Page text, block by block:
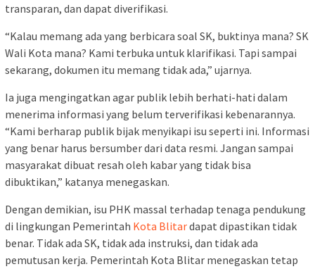
transparan, dan dapat diverifikasi.
“Kalau memang ada yang berbicara soal SK, buktinya mana? SK
Wali Kota mana? Kami terbuka untuk klarifikasi. Tapi sampai
sekarang, dokumen itu memang tidak ada,” ujarnya.
Ia juga mengingatkan agar publik lebih berhati-hati dalam
menerima informasi yang belum terverifikasi kebenarannya.
“Kami berharap publik bijak menyikapi isu seperti ini. Informasi
yang benar harus bersumber dari data resmi. Jangan sampai
masyarakat dibuat resah oleh kabar yang tidak bisa
dibuktikan,” katanya menegaskan.
Dengan demikian, isu PHK massal terhadap tenaga pendukung
di lingkungan Pemerintah Kota Blitardapat dipastikan tidak
benar. Tidak ada SK, tidak ada instruksi, dan tidak ada
pemutusan kerja. Pemerintah Kota Blitar menegaskan tetap